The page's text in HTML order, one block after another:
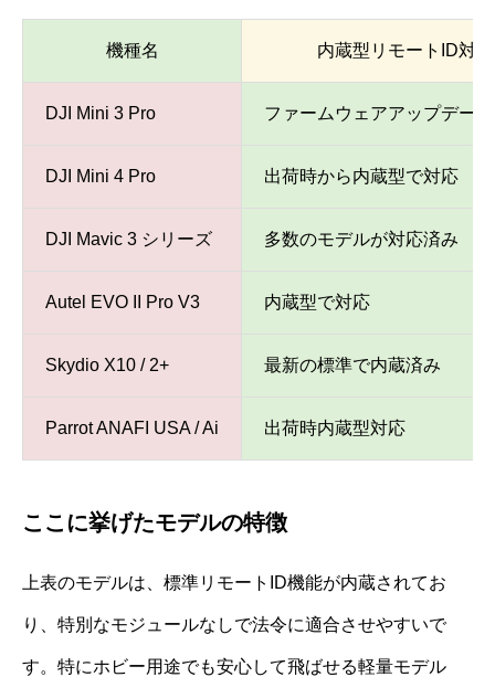
機種名 内蔵型リモートID対
DJI Mini 3 Pro ファームウェアアップデー
DJI Mini 4 Pro 出荷時から内蔵型で対応
DJI Mavic 3 シリーズ 多数のモデルが対応済み
Autel EVO II Pro V3 内蔵型で対応
Skydio X10 / 2+ 最新の標準で内蔵済み
Parrot ANAFI USA / Ai 出荷時内蔵型対応
ここに挙げたモデルの特徴
上表のモデルは、標準リモートID機能が内蔵されてお
り、特別なモジュールなしで法令に適合させやすいで
す。特にホビー用途でも安心して飛ばせる軽量モデル